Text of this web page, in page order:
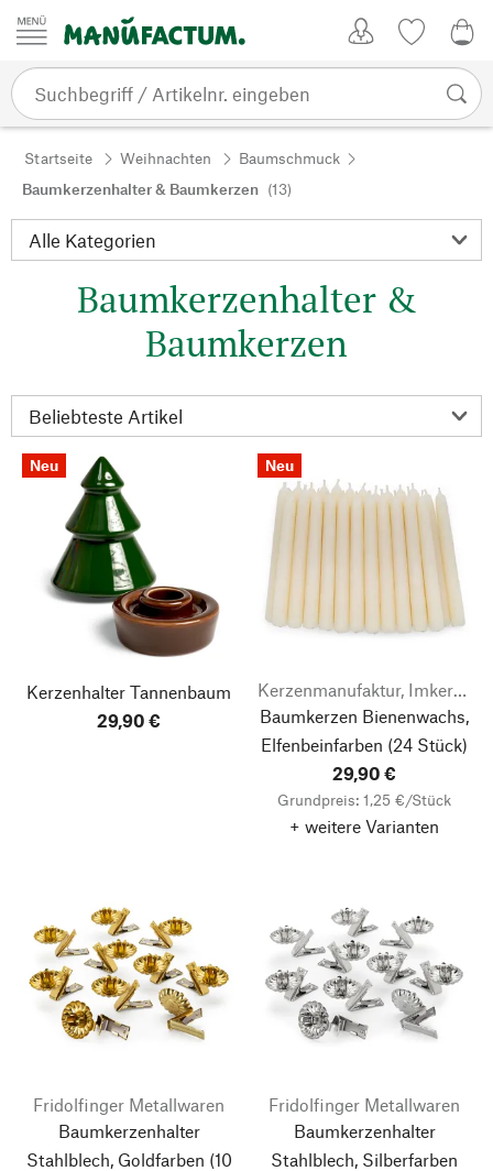
Zum Inhalt springen
Startseite Weihnachten
Baumschmuck
Baumkerzenhalter & Baumkerzen (13)
Baumkerzenhalter &
Baumkerzen
Neu
Kerzenhalter Tannenbaum
29,90 €
Neu
Kerzenmanufaktur, Imkerei & Gänserei Stephan Becker
Baumkerzen Bienenwachs,
Elfenbeinfarben (24 Stück)
29,90 €
Grundpreis: 1,25 €/Stück
+ weitere Varianten
Fridolfinger Metallwaren
Baumkerzenhalter
Stahlblech, Goldfarben (10
Fridolfinger Metallwaren
Baumkerzenhalter
Stahlblech, Silberfarben